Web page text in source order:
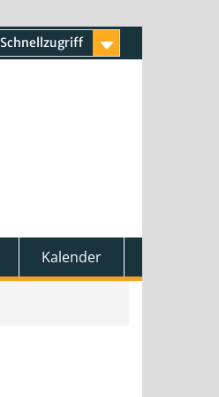
Schnellzugriff
Kalender